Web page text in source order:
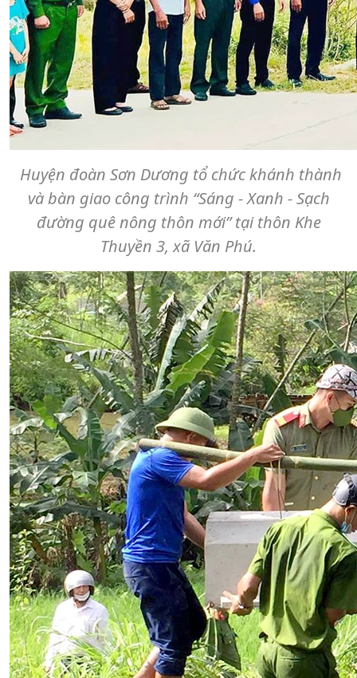
Huyện đoàn Sơn Dương tổ chức khánh thành
và bàn giao công trình “Sáng - Xanh - Sạch
đường quê nông thôn mới” tại thôn Khe
Thuyền 3, xã Văn Phú.